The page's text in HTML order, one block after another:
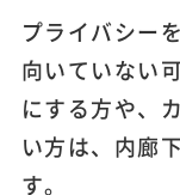
プライバシー
向いていない
にする方や、
い方は、内廊
す。